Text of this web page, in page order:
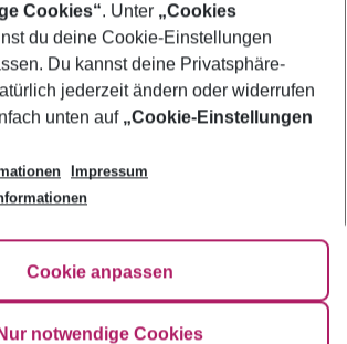
ändern
Cookies“. Unter „Cookies
du deine Cookie-Einstellungen
Du kannst deine Privatsphäre-
jederzeit ändern oder widerrufen
unten auf „Cookie-Einstellungen
Impressum
Cookie anpassen
notwendige Cookies